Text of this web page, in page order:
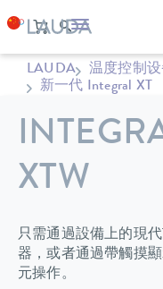
LAUDA 温度控制
新一代 Integral XT
XTW
只需通過設備上的現
器，或者通過帶觸摸
元操作。